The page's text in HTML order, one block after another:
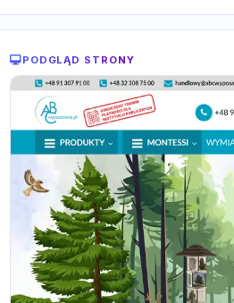
PODGLĄD STRONY